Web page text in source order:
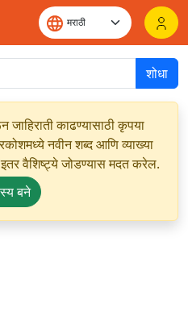
शोधा
काढण्यासाठी कृपया
नवीन शब्द आणि व्याख्या
वैशिष्ट्ये जोडण्यास मदत करेल.
बने